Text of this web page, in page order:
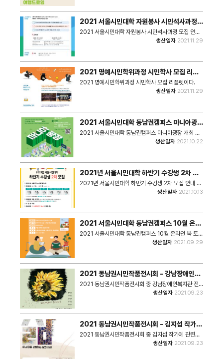
2021 서울시민대학 자원봉사 시민석사과정
모집 안내 포스터
2021 서울시민대학 자원봉사 시민석사과정 모집 안내
생산일자 2021.11.29
2021 명예시민학위과정 시민학사 모집 리플
렛
2021 명예시민학위과정 시민학사 모집 리플렛이다.
생산일자 2021.11.29
2021 서울시민대학 동남권캠퍼스 마니아광장
개최 안내
2021 서울시민대학 동남권캠퍼스 마니아광장 개최 안
생산일자 2021.10.22
2021년 서울시민대학 하반기 수강생 2차 모
집 안내 웹 배너
2021년 서울시민대학 하반기 수강생 2차 모집 안내 웹
생산일자 2021.10.13
2021 서울시민대학 동남권캠퍼스 10월 온라
인 북 토크 안내 포스터
2021 서울시민대학 동남권캠퍼스 10월 온라인 북 토크
생산일자 2021.09.29
2021 동남권시민작품전시회 - 강남장애인복
지관 안내 포스터
2021 동남권시민작품전시회 중 강남장애인복지관 전
생산일자 2021.09.23
2021 동남권시민작품전시회 - 김지섭 작가
외
2021 동남권시민작품전시회 중 김지섭 작가에 관련한
생산일자 2021.09.23